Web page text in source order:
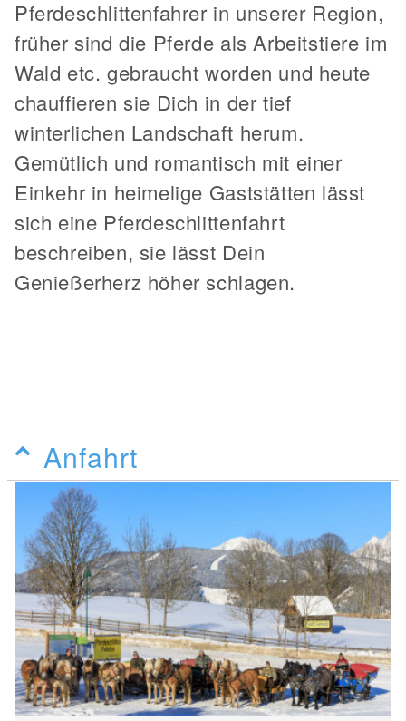
Pferdeschlittenfahrer in unserer Region,
früher sind die Pferde als Arbeitstiere im
Wald etc. gebraucht worden und heute
chauffieren sie Dich in der tief
winterlichen Landschaft herum.
Gemütlich und romantisch mit einer
Einkehr in heimelige Gaststätten lässt
sich eine Pferdeschlittenfahrt
beschreiben, sie lässt Dein
Genießerherz höher schlagen.
Anfahrt